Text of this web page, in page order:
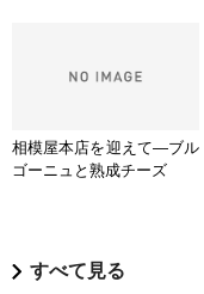
相模屋本店を迎えて―ブル
ゴーニュと熟成チーズ
すべて見る